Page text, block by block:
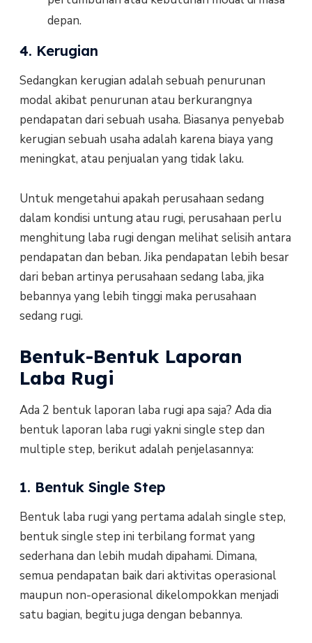
depan.
4. Kerugian
Sedangkan kerugian adalah sebuah penurunan
modal akibat penurunan atau berkurangnya
pendapatan dari sebuah usaha. Biasanya penyebab
kerugian sebuah usaha adalah karena biaya yang
meningkat, atau penjualan yang tidak laku.
Untuk mengetahui apakah perusahaan sedang
dalam kondisi untung atau rugi, perusahaan perlu
menghitung laba rugi dengan melihat selisih antara
pendapatan dan beban. Jika pendapatan lebih besar
dari beban artinya perusahaan sedang laba, jika
bebannya yang lebih tinggi maka perusahaan
sedang rugi.
Bentuk-Bentuk Laporan
Laba Rugi
Ada 2 bentuk laporan laba rugi apa saja? Ada dia
bentuk laporan laba rugi yakni single step dan
multiple step, berikut adalah penjelasannya:
1. Bentuk Single Step
Bentuk laba rugi yang pertama adalah single step,
bentuk single step ini terbilang format yang
sederhana dan lebih mudah dipahami. Dimana,
semua pendapatan baik dari aktivitas operasional
maupun non-operasional dikelompokkan menjadi
satu bagian, begitu juga dengan bebannya.